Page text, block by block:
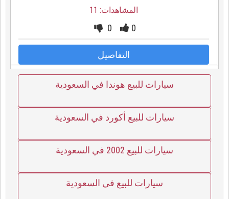
المشاهدات: 11
0
0
التفاصيل
سيارات للبيع هوندا في السعودية
سيارات للبيع أكورد في السعودية
سيارات للبيع 2002 في السعودية
سيارات للبيع في السعودية